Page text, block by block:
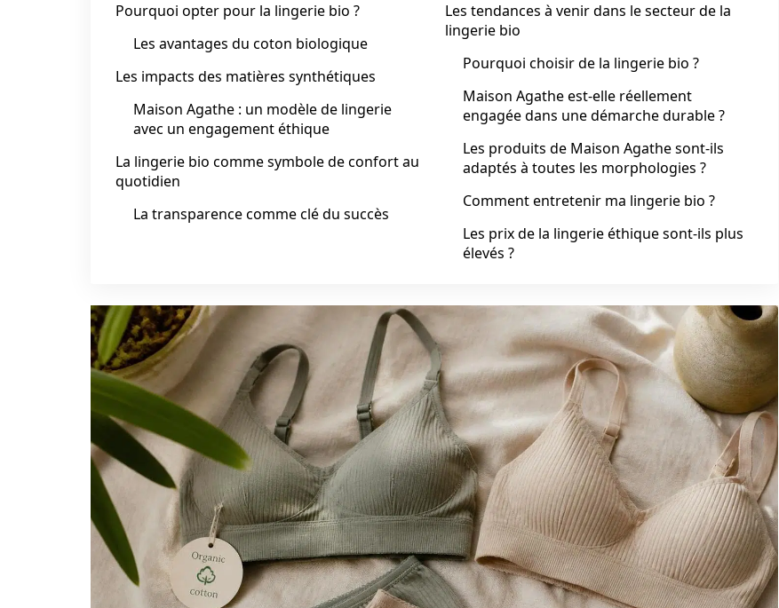
Pourquoi opter pour la lingerie bio ?
Les avantages du coton biologique
Les impacts des matières synthétiques
Maison Agathe : un modèle de lingerie
avec un engagement éthique
La lingerie bio comme symbole de confort au
quotidien
La transparence comme clé du succès
Les tendances à venir dans le secteur de la
lingerie bio
Pourquoi choisir de la lingerie bio ?
Maison Agathe est-elle réellement
engagée dans une démarche durable ?
Les produits de Maison Agathe sont-ils
adaptés à toutes les morphologies ?
Comment entretenir ma lingerie bio ?
Les prix de la lingerie éthique sont-ils plus
élevés ?